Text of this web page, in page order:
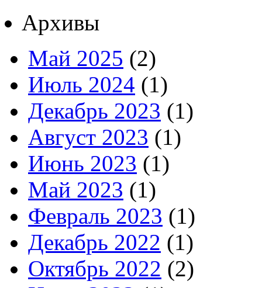
Архивы
Май 2025 (2)
Июль 2024 (1)
Декабрь 2023 (1)
Август 2023 (1)
Июнь 2023 (1)
Май 2023 (1)
Февраль 2023 (1)
Декабрь 2022 (1)
Октябрь 2022 (2)